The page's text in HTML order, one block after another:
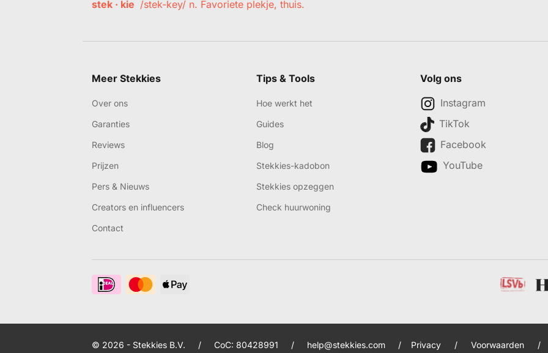
stek · kie /stek-key/ n. Favoriete plekje, thuis.
Meer Stekkies
Over ons
Garanties
Reviews
Prijzen
Pers & Nieuws
Creators en influencers
Contact
Tips & Tools
Hoe werkt het
Guides
Blog
Stekkies-kadobon
Stekkies opzeggen
Check huurwoning
Volg ons
Instagram
TikTok
Facebook
YouTube
© 2026 - Stekkies B.V. / CoC: 80428991 / help@stekkies.com / Privacy / Voorwaarden /